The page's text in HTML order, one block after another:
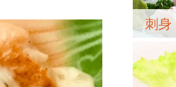
刺身